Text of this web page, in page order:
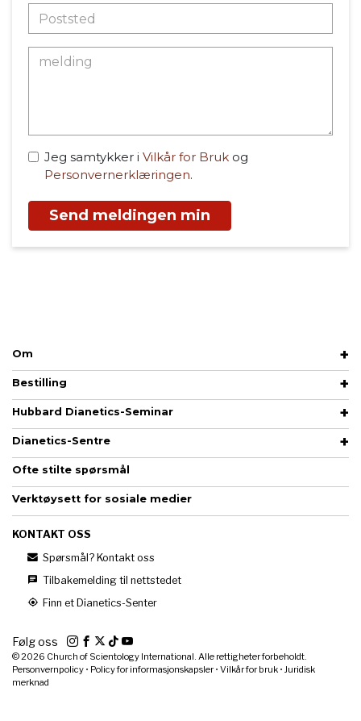
Jeg samtykker i Vilkår for Bruk og
Personvernerklæringen.
Send meldingen min
Om
Bestilling
Hubbard Dianetics-Seminar
Dianetics-Sentre
Ofte stilte spørsmål
Verktøysett for sosiale medier
KONTAKT OSS
Spørsmål? Kontakt oss
Tilbakemelding til nettstedet
Finn et Dianetics-Senter
Følg oss
© 2026 Church of Scientology International. Alle rettigheter forbeholdt.
Personvernpolicy • Policy for informasjonskapsler• Vilkår for bruk • Juridisk
merknad